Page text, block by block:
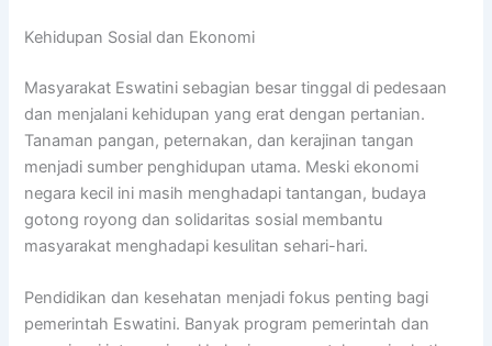
Kehidupan Sosial dan Ekonomi
Masyarakat Eswatini sebagian besar tinggal di pedesaan
dan menjalani kehidupan yang erat dengan pertanian.
Tanaman pangan, peternakan, dan kerajinan tangan
menjadi sumber penghidupan utama. Meski ekonomi
negara kecil ini masih menghadapi tantangan, budaya
gotong royong dan solidaritas sosial membantu
masyarakat menghadapi kesulitan sehari-hari.
Pendidikan dan kesehatan menjadi fokus penting bagi
pemerintah Eswatini. Banyak program pemerintah dan